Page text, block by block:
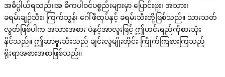
အဓိပ္ပါယ်ရသည်။အ ဓိကပါဝင်ပစ္စည်းများမှာ ပြောင်းဖူး၊ အသား၊
ခရမ်းချဉ်သီး၊ ကြက်သွန်၊ ဂေါ်ဖီထုပ်နှင့် ခရမ်းသီးတို့ဖြစ်သည်။ သားသတ်
လွတ်ဖြစ်ပါက အသားအစား ပဲနှင့်အာလူးဖြင့် ဤဟင်းရည်ကိုစားသုံး
နိုင်သည်။ ဤဆာဗူးသီးသည် ချင်းလူမျိုးတိုင်း ကြိုက်ကြစားကြသည့်
ရိုးရာအစားအစာဖြစ်သည်။